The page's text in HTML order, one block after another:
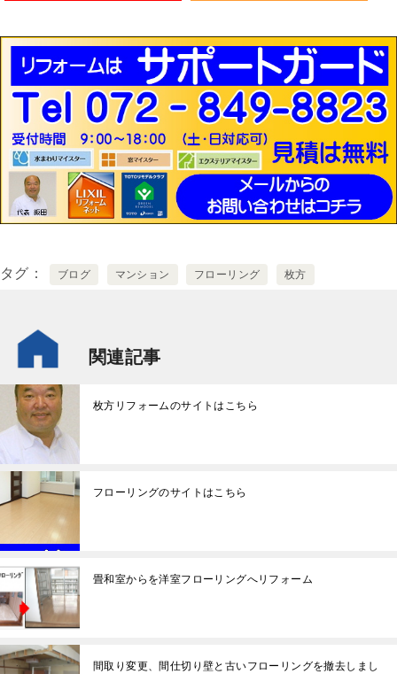
タグ ブログ マンション フローリング 枚方
関連記事
枚方リフォームのサイトはこちら
フローリングのサイトはこちら
畳和室からを洋室フローリングへリフォーム
間取り変更、間仕切り壁と古いフローリングを撤去しまし